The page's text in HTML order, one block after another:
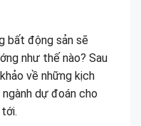
bất động sản sẽ
như thế nào? Sau
về những kịch
dự đoán cho